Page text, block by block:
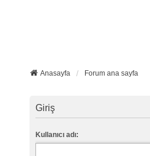
Anasayfa Forum ana sayfa
Giriş
Kullanıcı adı: